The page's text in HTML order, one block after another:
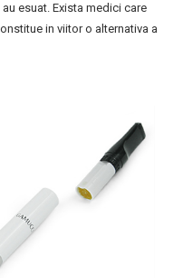
esuat. Exista medici care
in viitor o alternativa a